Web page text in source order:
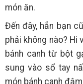
món ăn.
Đến đây, hẳn bạn
phải không nào? Hi
bánh canh từ bột
sung vào sổ tay
món bánh canh